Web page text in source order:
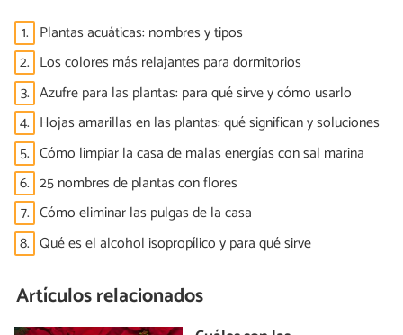
1. Plantas acuáticas: nombres y tipos
2. Los colores más relajantes para dormitorios
3. Azufre para las plantas: para qué sirve y cómo usarlo
4. Hojas amarillas en las plantas: qué significan y soluciones
5. Cómo limpiar la casa de malas energías con sal marina
6. 25 nombres de plantas con flores
7. Cómo eliminar las pulgas de la casa
8. Qué es el alcohol isopropílico y para qué sirve
Artículos relacionados